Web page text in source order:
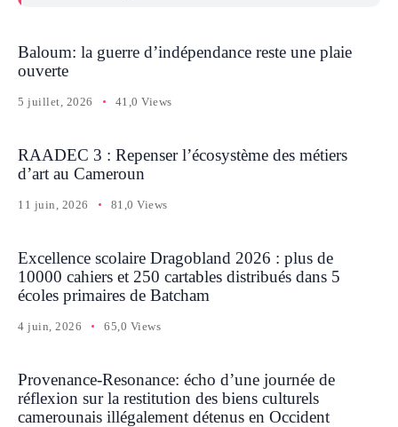
Baloum: la guerre d’indépendance reste une plaie
ouverte
5 juillet, 2026 41,0 Views
RAADEC 3 : Repenser l’écosystème des métiers
d’art au Cameroun
11 juin, 2026 81,0 Views
Excellence scolaire Dragobland 2026 : plus de
10000 cahiers et 250 cartables distribués dans 5
écoles primaires de Batcham
4 juin, 2026 65,0 Views
Provenance-Resonance: écho d’une journée de
réflexion sur la restitution des biens culturels
camerounais illégalement détenus en Occident